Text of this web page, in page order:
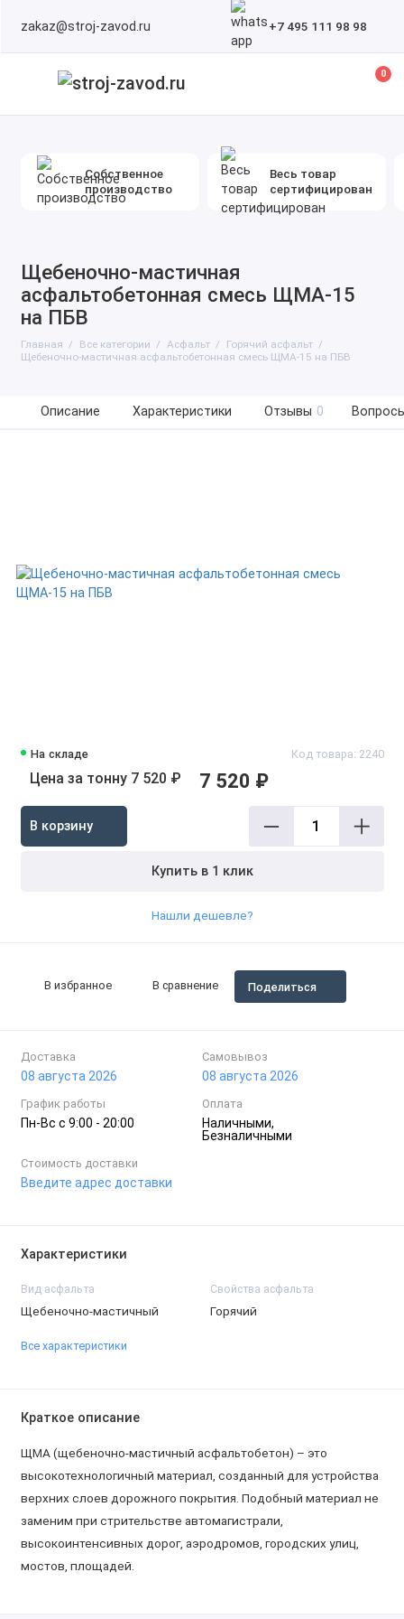
zakaz@stroj-zavod.ru +7 495 111 98 98
0
Собственное
производство
Весь товар
сертифицирован
Щебеночно-мастичная
асфальтобетонная смесь ЩМА-15
на ПБВ
Главная Все категории Асфальт
Горячий асфальт
Щебеночно-мастичная асфальтобетонная смесь ЩМА-15 на ПБВ
Описание Характеристики Отзывы 0
На складе Код товара: 2240
Цена за тонну 7 520 ₽ 7 520 ₽
В корзину
Купить в 1 клик
Нашли дешевле?
Доставка
08 августа 2026
Самовывоз
08 августа 2026
График работы
Пн-Вc с 9:00 - 20:00
Оплата
Наличными,
Безналичными
Стоимость доставки
Введите адрес доставки
В избранное В сравнение Поделиться
Характеристики
Вид асфальта
Щебеночно-мастичный
Свойства асфальта
Горячий
Все характеристики
Краткое описание
ЩМА (щебеночно-мастичный асфальтобетон) – это
высокотехнологичный материал, созданный для устройства
верхних слоев дорожного покрытия. Подобный материал не
заменим при стрительстве автомагистрали,
высокоинтенсивных дорог, аэродромов, городских улиц,
мостов, площадей.